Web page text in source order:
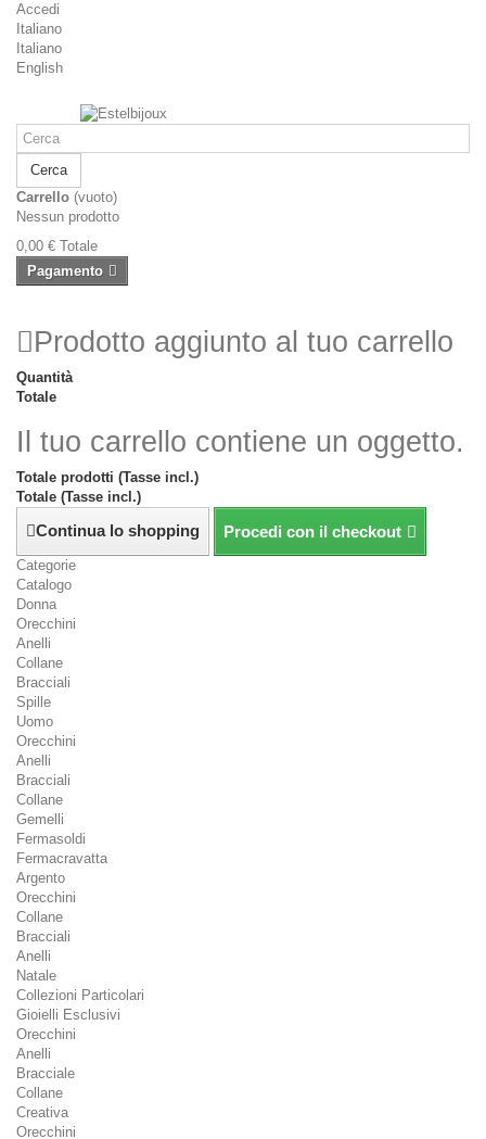
Accedi
Italiano
Italiano
English
Cerca
Carrello (vuoto)
Nessun prodotto
0,00 € Totale
Pagamento
Prodotto aggiunto al tuo carrello
Quantità
Totale
Il tuo carrello contiene un oggetto.
Totale prodotti (Tasse incl.)
Totale (Tasse incl.)
Continua lo shopping Procedi con il checkout
Categorie
Catalogo
Donna
Orecchini
Anelli
Collane
Bracciali
Spille
Uomo
Orecchini
Anelli
Bracciali
Collane
Gemelli
Fermasoldi
Fermacravatta
Argento
Orecchini
Collane
Bracciali
Anelli
Natale
Collezioni Particolari
Gioielli Esclusivi
Orecchini
Anelli
Bracciale
Collane
Creativa
Orecchini